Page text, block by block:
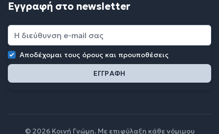
Εγγραφή στο newsletter
Αποδέχομαι τους όρους και προυποθέσεις
© 2026 Κοινή Γνώμη. Με επιφύλαξη κάθε νόμιμου